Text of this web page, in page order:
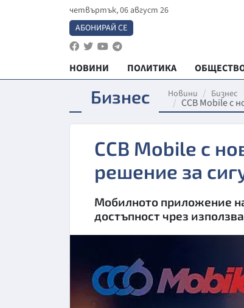
четвъртък, 06 август 26
АБОНИРАЙ СЕ
НОВИНИ ПОЛИТИКА
Бизнес Новини Бизнес
ССВ Mobile с
ССВ Mobile с
решение за
Мобилното приложение
достъпност чрез